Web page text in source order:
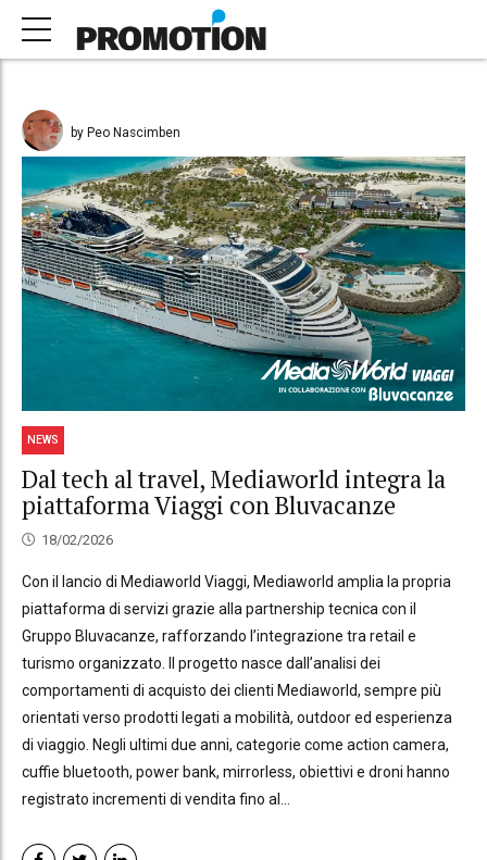
by Peo Nascimben
NEWS
Dal tech al travel, Mediaworld integra la
piattaforma Viaggi con Bluvacanze
18/02/2026
Con il lancio di Mediaworld Viaggi, Mediaworld amplia la propria
piattaforma di servizi grazie alla partnership tecnica con il
Gruppo Bluvacanze, rafforzando l’integrazione tra retail e
turismo organizzato. Il progetto nasce dall’analisi dei
comportamenti di acquisto dei clienti Mediaworld, sempre più
orientati verso prodotti legati a mobilità, outdoor ed esperienza
di viaggio. Negli ultimi due anni, categorie come action camera,
cuffie bluetooth, power bank, mirrorless, obiettivi e droni hanno
registrato incrementi di vendita fino al...